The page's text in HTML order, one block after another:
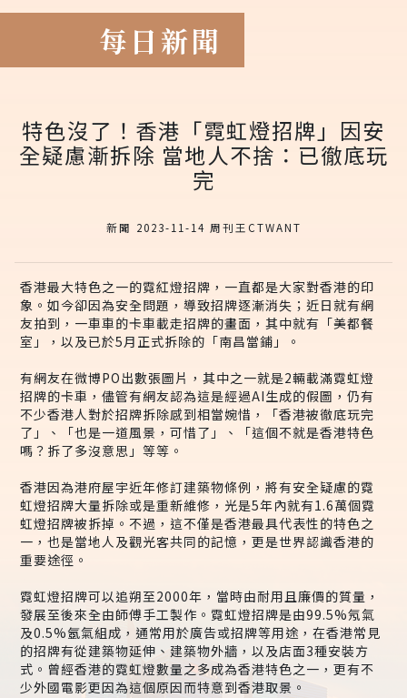
每日新聞
特色沒了！香港「霓虹燈招牌」因安
全疑慮漸拆除 當地人不捨：已徹底玩
完
新聞 2023-11-14 周刊王CTWANT
香港最大特色之一的霓紅燈招牌，一直都是大家對香港的印
象。如今卻因為安全問題，導致招牌逐漸消失；近日就有網
友拍到，一車車的卡車載走招牌的畫面，其中就有「美都餐
室」，以及已於5月正式拆除的「南昌當鋪」。
有網友在微博PO出數張圖片，其中之一就是2輛載滿霓虹燈
招牌的卡車，儘管有網友認為這是經過AI生成的假圖，仍有
不少香港人對於招牌拆除感到相當婉惜，「香港被徹底玩完
了」、「也是一道風景，可惜了」、「這個不就是香港特色
嗎？拆了多沒意思」等等。
香港因為港府屋宇近年修訂建築物條例，將有安全疑慮的霓
虹燈招牌大量拆除或是重新維修，光是5年內就有1.6萬個霓
虹燈招牌被拆掉。不過，這不僅是香港最具代表性的特色之
一，也是當地人及觀光客共同的記憶，更是世界認識香港的
重要途徑。
霓虹燈招牌可以追朔至2000年，當時由耐用且廉價的質量，
發展至後來全由師傅手工製作。霓虹燈招牌是由99.5%氖氣
及0.5%氬氣組成，通常用於廣告或招牌等用途，在香港常見
的招牌有從建築物延伸、建築物外牆，以及店面3種安裝方
式。曾經香港的霓虹燈數量之多成為香港特色之一，更有不
少外國電影更因為這個原因而特意到香港取景。